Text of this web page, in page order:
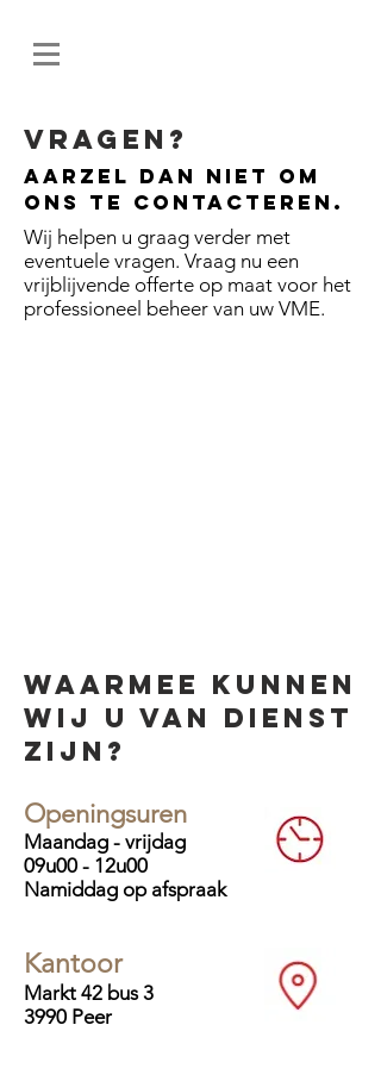
Vragen?
Aarzel dan niet om
ons te contacteren.
Wij helpen u graag verder met
eventuele vragen. Vraag nu een
vrijblijvende offerte op maat voor het
professioneel beheer van uw VME.
Waarmee kunnen
wij u van dienst
zijn?
Openingsuren
Maandag - vrijdag
09u00 - 12u00
Namiddag op afspraak
Kantoor
Markt 42 bus 3
3990 Peer